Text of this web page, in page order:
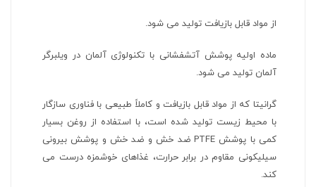
از مواد قابل بازیافت تولید می شود.
ماده اولیه پوشش آتشفشانی با تکنولوژی آلمان در ویلبرگر
آلمان تولید می شود.
گرانیتا که از مواد قابل بازیافت و کاملاً طبیعی با فناوری سازگار
با محیط زیست تولید شده است، با استفاده از روغن بسیار
کمی با پوشش PTFE ضد خش و ضد خش و پوشش بیرونی
سیلیکونی مقاوم در برابر حرارت، غذاهای خوشمزه درست می
کند.